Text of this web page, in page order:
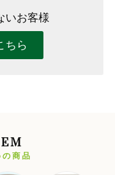
お客様
ちら
商品